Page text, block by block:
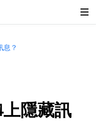
息？
隱藏訊